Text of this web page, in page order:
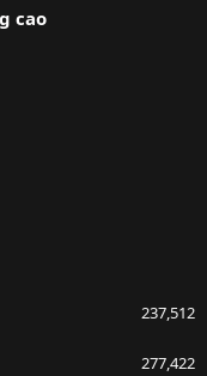
cao
237,512
277,422